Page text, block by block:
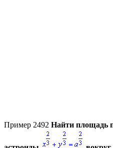
Пример 2492 Найти площадь